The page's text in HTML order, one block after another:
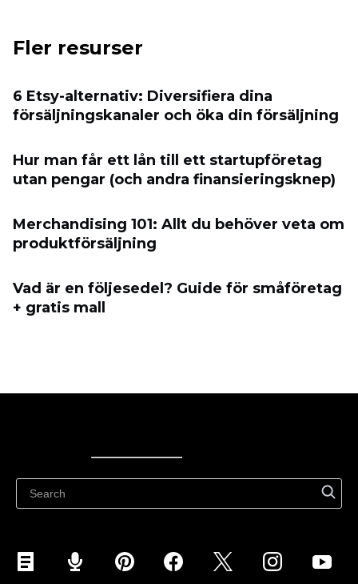
Fler resurser
6 Etsy-alternativ: Diversifiera dina
försäljningskanaler och öka din försäljning
Hur man får ett lån till ett startupföretag
utan pengar (och andra finansieringsknep)
Merchandising 101: Allt du behöver veta om
produktförsäljning
Vad är en följesedel? Guide för småföretag
+ gratis mall